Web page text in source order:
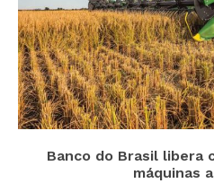
Banco do Brasil libera
máquinas